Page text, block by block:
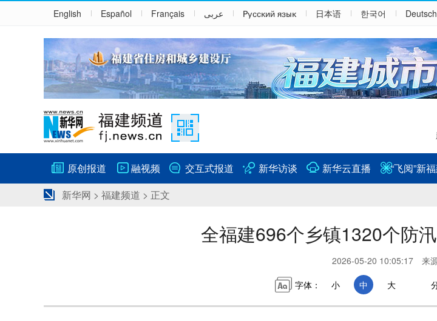
English Español Français عربى Русский язык 日本语 한국어 Deutsch
原创报道 融视频 交互式报道 新华访谈 新华云直播 “飞阅”新
新华网 > 福建频道 > 正文
全福建696个乡镇1320个防
2026-05-20 10:05:17 来
字体：
小 中 大